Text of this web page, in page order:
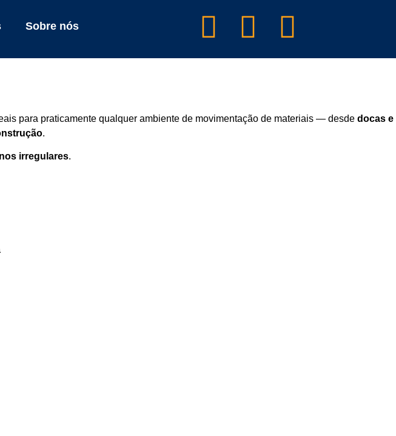
Sobre nós
para praticamente qualquer ambiente de movimentação de materiais — desde docas e
.
irregulares.